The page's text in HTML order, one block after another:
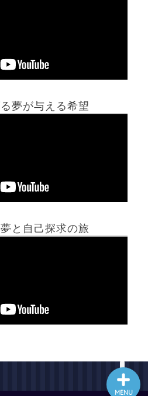
夢が与える希望
と自己探求の旅
MENU
ホーム
最新記事動画